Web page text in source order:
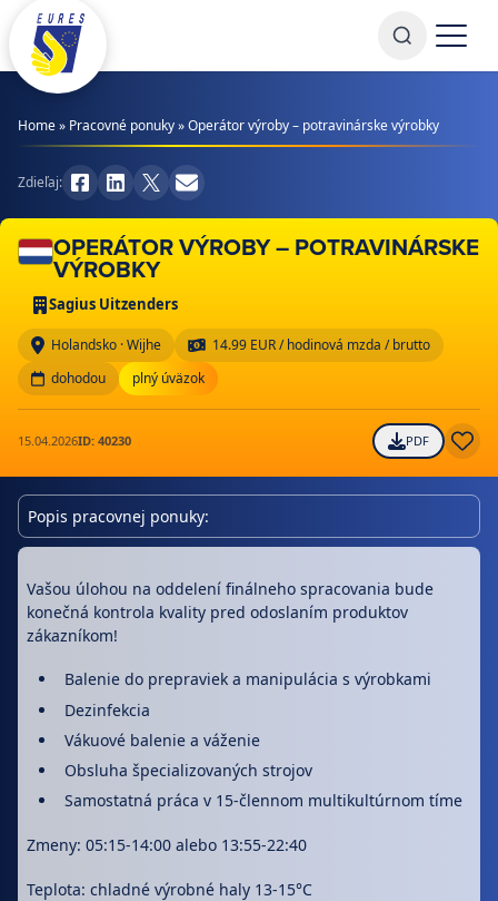
Prejsť na obsah
Home» Pracovné ponuky»Operátor výroby – potravinárske výrobky
Zdieľaj:
OPERÁTOR VÝROBY – POTRAVINÁRSKE
VÝROBKY
Sagius Uitzenders
Holandsko · Wijhe
14.99 EUR / hodinová mzda / brutto
dohodou
plný úväzok
15.04.2026ID: 40230 PDF
Popis pracovnej ponuky:
Vašou úlohou na oddelení finálneho spracovania bude
konečná kontrola kvality pred odoslaním produktov
zákazníkom!
Balenie do prepraviek a manipulácia s výrobkami
Dezinfekcia
Vákuové balenie a váženie
Obsluha špecializovaných strojov
Samostatná práca v 15-člennom multikultúrnom tíme
Zmeny: 05:15-14:00 alebo 13:55-22:40
Teplota: chladné výrobné haly 13-15°C